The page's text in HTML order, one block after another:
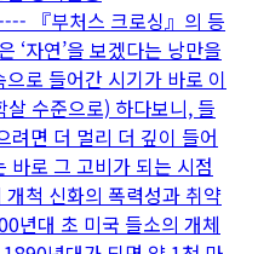
『부처스 크로싱』의 등
‘자연’을 보겠다는 낭만을
로 들어간 시기가 바로 이
수준으로) 하다보니, 들
려면 더 멀리 더 깊이 들어
바로 그 고비가 되는 시점
척 신화의 폭력성과 취약
년대 초 미국 들소의 개체